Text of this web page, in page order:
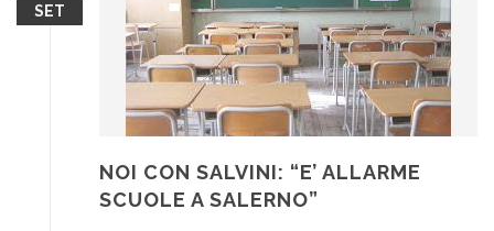
SET
NOI CON SALVINI: “E’ ALLARME
SCUOLE A SALERNO”